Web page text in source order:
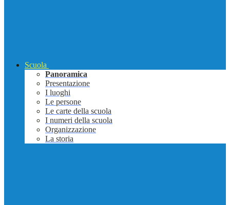
Scuola
Panoramica
Presentazione
I luoghi
Le persone
Le carte della scuola
I numeri della scuola
Organizzazione
La storia